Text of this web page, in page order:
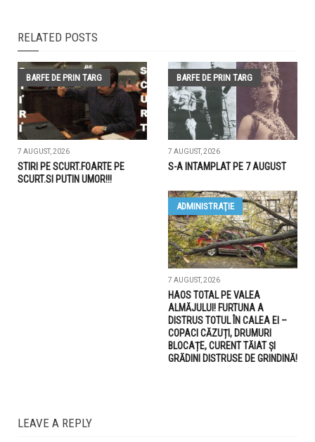
RELATED POSTS
BARFE DE PRIN TARG
7 AUGUST, 2026
STIRI PE SCURT.FOARTE PE
SCURT.SI PUTIN UMOR!!!
BARFE DE PRIN TARG
7 AUGUST, 2026
S-A INTAMPLAT PE 7 AUGUST
ADMINISTRAŢIE
7 AUGUST, 2026
HAOS TOTAL PE VALEA
ALMĂJULUI! FURTUNA A
DISTRUS TOTUL ÎN CALEA EI –
COPACI CĂZUȚI, DRUMURI
BLOCAȚE, CURENT TĂIAT ȘI
GRĂDINI DISTRUSE DE GRINDINĂ!
LEAVE A REPLY